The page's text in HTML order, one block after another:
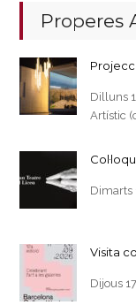
Properes
Dilluns
Artístic
Dimarts
Visita
Dijous